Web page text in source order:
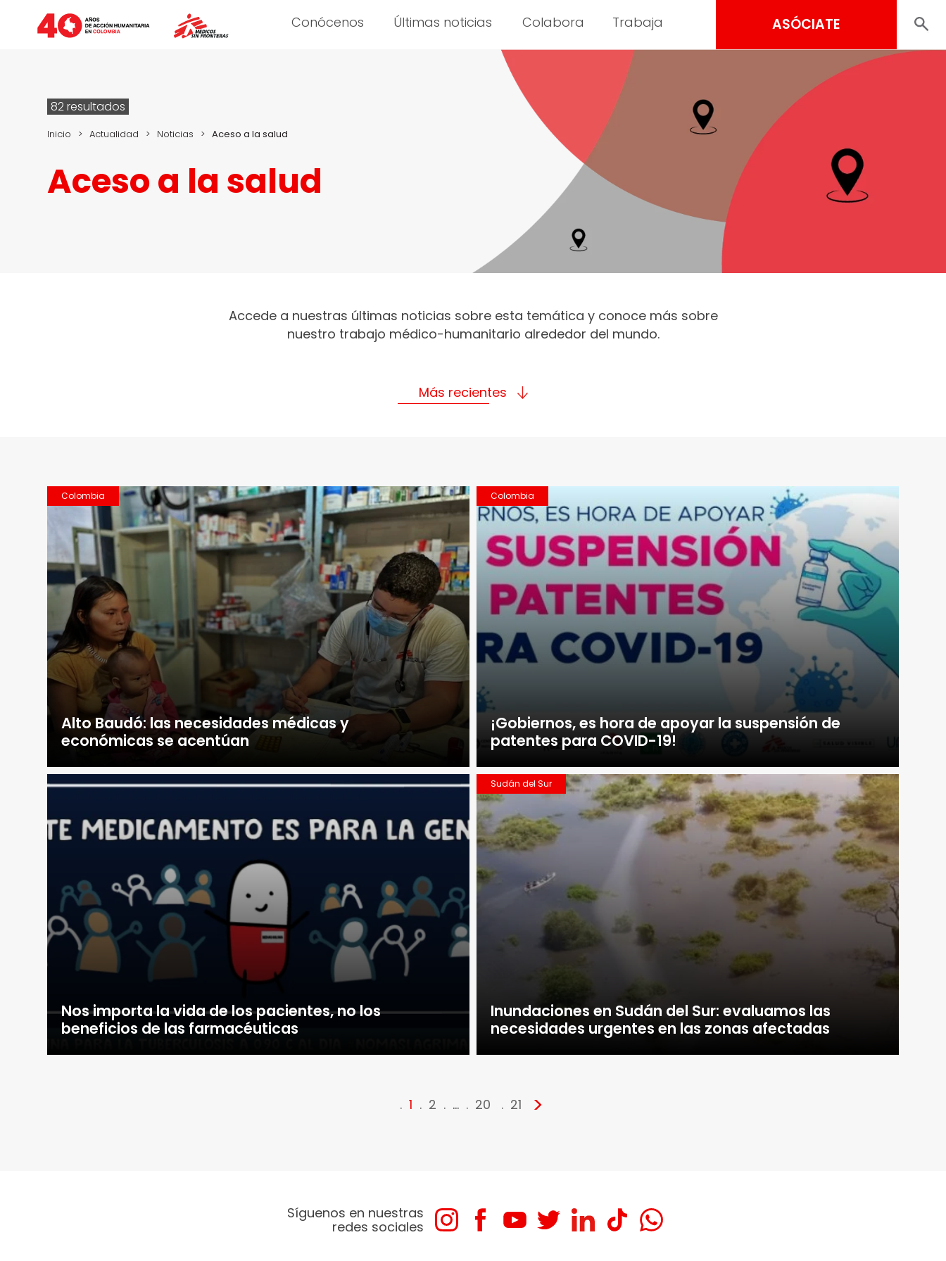
Conócenos Últimas noticias Colabora Trabaja ASÓCIATE
82 resultados
Inicio > Actualidad > Noticias > Aceso a la salud
Aceso a la salud
Accede a nuestras últimas noticias sobre esta temática y conoce más sobre
nuestro trabajo médico-humanitario alrededor del mundo.
Más recientes
Colombia
Alto Baudó: las necesidades médicas y
económicas se acentúan
Colombia
¡Gobiernos, es hora de apoyar la suspensión de
patentes para COVID-19!
Nos importa la vida de los pacientes, no los
beneficios de las farmacéuticas
Sudán del Sur
Inundaciones en Sudán del Sur: evaluamos las
necesidades urgentes en las zonas afectadas
1 2 … 20 21 >
Síguenos en nuestras
redes sociales